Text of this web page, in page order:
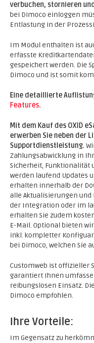
verbuchen, stornieren
bei Dimoco einloggen
Entlastung in der
Im Modul enthalten ist
erfasste
gespeichert werden. Die
Dimoco und ist somit
Eine detaillierte
Features.
Mit dem Kauf des OXID
erwerben Sie neben der
Supportdienstleistung.
Zahlungsabwicklung in
Sicherheit, Funktionalität
werden laufend Updates
erhalten innerhalb der
alle Aktualisierungen und
der Integration oder im
erhalten Sie zudem
E-Mail. Optional bieten
inkl. kompletter
bei Dimoco, welchen Sie
Customweb ist offizieller
garantiert Ihnen
reibungslosen Einsatz.
Dimoco empfohlen.
Ihre Vorteile:
Im Gegensatz zu